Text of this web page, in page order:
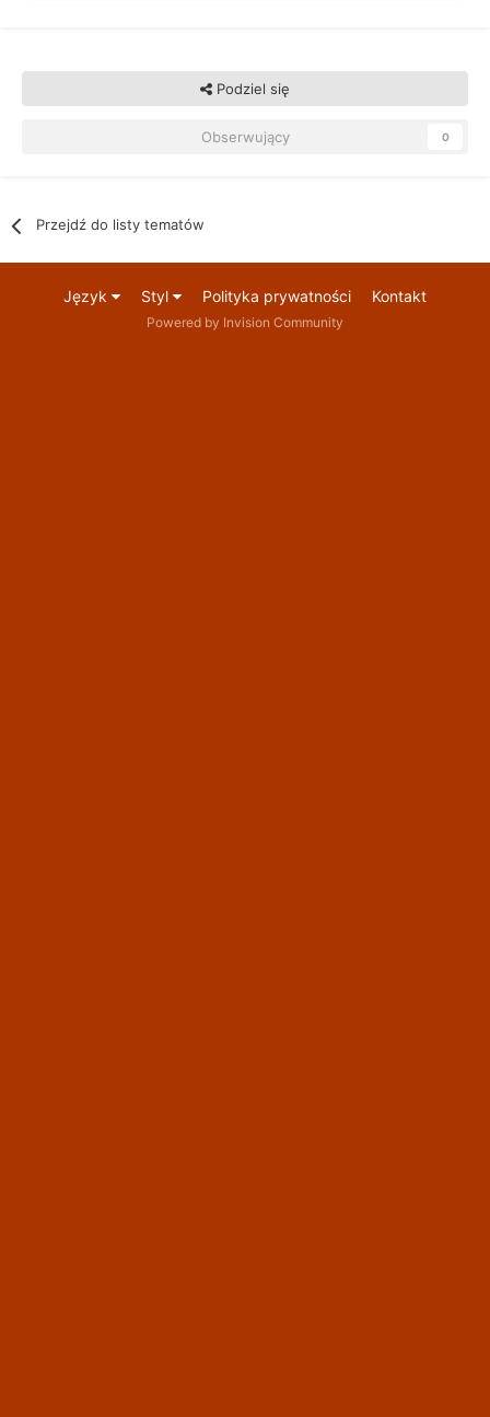
Podziel się
Obserwujący 0
Przejdź do listy tematów
Język Styl Polityka prywatności Kontakt
Powered by Invision Community